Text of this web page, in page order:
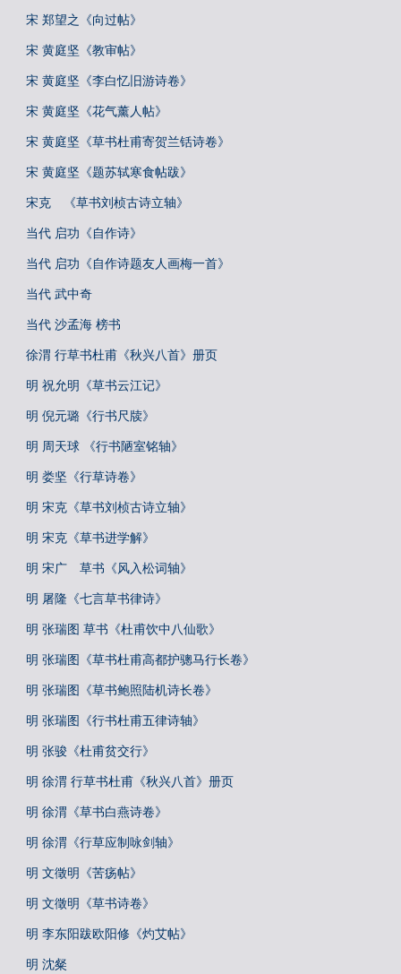
宋 郑望之《向过帖》
宋 黄庭坚《教审帖》
宋 黄庭坚《李白忆旧游诗卷》
宋 黄庭坚《花气薰人帖》
宋 黄庭坚《草书杜甫寄贺兰铦诗卷》
宋 黄庭坚《题苏轼寒食帖跋》
宋克 《草书刘桢古诗立轴》
当代 启功《自作诗》
当代 启功《自作诗题友人画梅一首》
当代 武中奇
当代 沙孟海 榜书
徐渭 行草书杜甫《秋兴八首》册页
明 祝允明《草书云江记》
明 倪元璐《行书尺牍》
明 周天球 《行书陋室铭轴》
明 娄坚《行草诗卷》
明 宋克《草书刘桢古诗立轴》
明 宋克《草书进学解》
明 宋广 草书《风入松词轴》
明 屠隆《七言草书律诗》
明 张瑞图 草书《杜甫饮中八仙歌》
明 张瑞图《草书杜甫高都护骢马行长卷》
明 张瑞图《草书鲍照陆机诗长卷》
明 张瑞图《行书杜甫五律诗轴》
明 张骏《杜甫贫交行》
明 徐渭 行草书杜甫《秋兴八首》册页
明 徐渭《草书白燕诗卷》
明 徐渭《行草应制咏剑轴》
明 文徵明《苦疡帖》
明 文徵明《草书诗卷》
明 李东阳跋欧阳修《灼艾帖》
明 沈粲